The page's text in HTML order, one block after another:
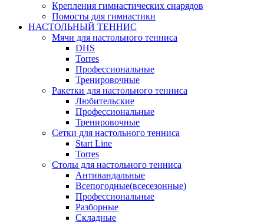
Крепления гимнастических снарядов
Помосты для гимнастики
НАСТОЛЬНЫЙ ТЕННИС
Мячи для настольного тенниса
DHS
Torres
Профессиональные
Тренировочные
Ракетки для настольного тенниса
Любительские
Профессиональные
Тренировочные
Сетки для настольного тенниса
Start Line
Torres
Столы для настольного тенниса
Антивандальные
Всепогодные(всесезонные)
Профессиональные
Разборные
Складные